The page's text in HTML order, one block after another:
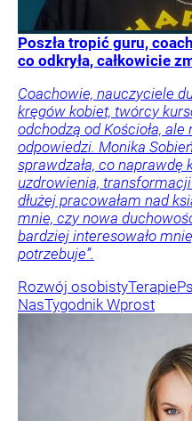
Poszła tropić guru,
co odkryła, całkowicie
Coachowie, nauczyciele
kręgów kobiet, twórcy
odchodzą od Kościoła,
odpowiedzi. Monika
sprawdzała, co
uzdrowienia,
dłużej pracowałam nad
mnie, czy nowa
bardziej interesowało
potrzebuje”.
Rozwój osobistyTerapie
NasTygodnik Wprost